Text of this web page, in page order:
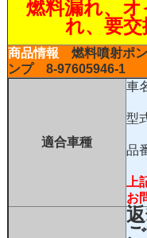
燃料漏れ、
れ、要交
商品情報 燃料噴射ポ
ンプ
8-97605946-1
適合車種
車
型
品
上
お